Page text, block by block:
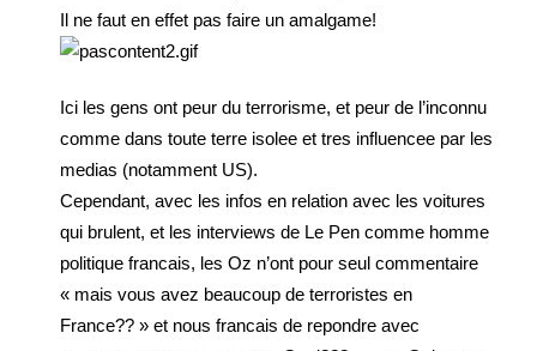
Il ne faut en effet pas faire un amalgame!
Ici les gens ont peur du terrorisme, et peur de l’inconnu
comme dans toute terre isolee et tres influencee par les
medias (notamment US).
Cependant, avec les infos en relation avec les voitures
qui brulent, et les interviews de Le Pen comme homme
politique francais, les Oz n’ont pour seul commentaire
« mais vous avez beaucoup de terroristes en
France?? » et nous francais de repondre avec